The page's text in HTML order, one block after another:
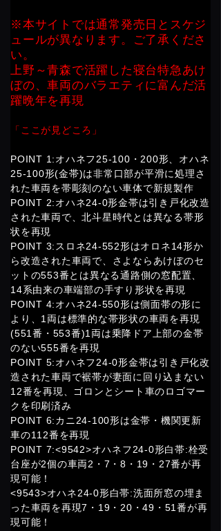
※本サイトでは通常発売日とスケジ
ュールが異なります。ご了承くださ
い。
上野～青森で活躍した寝台特急あけ
ぼの、車両のバラエティに富んだ活
躍晩年を再現
「ここが見どころ」
POINT 1:オハネフ25-100・200形、オハネ
25-100形(金帯)は非常口部が平滑に処理さ
れた車両を帯彫刻のない車体で新規製作
POINT 2:オハネ24-0形金帯は引き戸化改造
された車両で、北斗星時代とは異なる帯形
状を再現
POINT 3:スロネ24-552形はオロネ14形か
ら改造された車両で、さよならあけぼのセ
ットの553番とは異なる通路側の窓配置、
14系由来の車端部の手すり形状を再現
POINT 4:オハネ24-550形は側面帯の形に
より、1両は標準的な帯形状の車両を再現
(551番・553番)1両は乗降ドア上部の金帯
のない555番を再現
POINT 5:オハネフ24-0形金帯は引き戸化改
造された車両で裾帯が妻面に回り込まない
12番を再現、ゴロンとシート車のロゴマー
クを印刷済み
POINT 6:カニ24-100形は金帯・機関更新
車の112番を再現
POINT 7:<9542>オハネフ24-0形白帯:栓受
台座が2個の車両2・7・8・19・27番が再
現可能！
<9543>オハネ24-0形白帯:洗面所窓の埋ま
った車両を再現7・19・20・49・51番が再
現可能！